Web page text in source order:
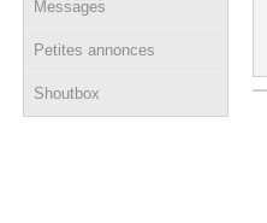
Messages
Petites annonces
Shoutbox